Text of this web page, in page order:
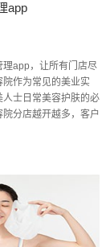
app
理app，让所有门店尽
作为常见的美业实
士日常美容护肤的必
分店越开越多，客户